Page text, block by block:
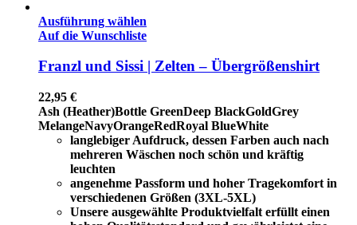
Ausführung wählen
Auf die Wunschliste
Franzl und Sissi | Zelten – Übergrößenshirt
22,95 €
Ash (Heather)Bottle GreenDeep BlackGoldGrey
MelangeNavyOrangeRedRoyal BlueWhite
langlebiger Aufdruck, dessen Farben auch nach
mehreren Wäschen noch schön und kräftig
leuchten
angenehme Passform und hoher Tragekomfort in
verschiedenen Größen (3XL-5XL)
Unsere ausgewählte Produktvielfalt erfüllt einen